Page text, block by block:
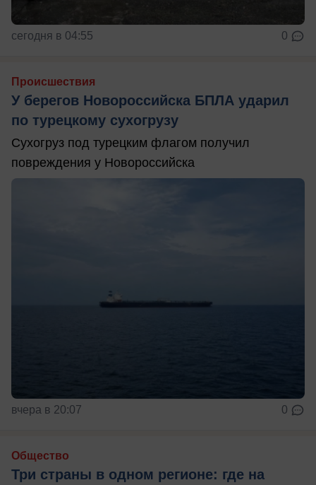
сегодня в 04:55 0
Происшествия
У берегов Новороссийска БПЛА ударил
по турецкому сухогрузу
Сухогруз под турецким флагом получил
повреждения у Новороссийска
вчера в 20:07 0
Общество
Три страны в одном регионе: где на